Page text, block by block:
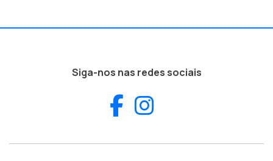
Siga-nos nas redes sociais
Facebook